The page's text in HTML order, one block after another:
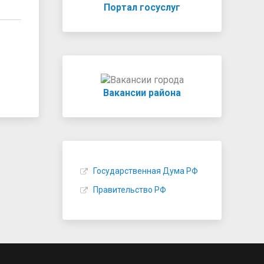
Портал госуслуг
Вакансии района
Государственная Дума РФ
Правительство РФ